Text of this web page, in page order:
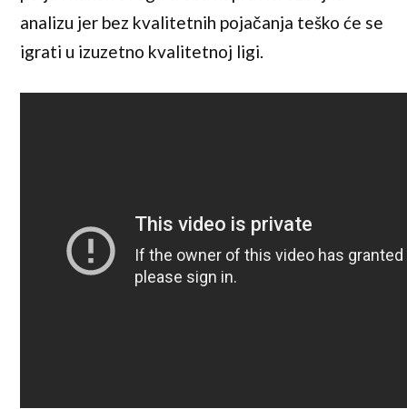
analizu jer bez kvalitetnih pojačanja teško će se
igrati u izuzetno kvalitetnoj ligi.